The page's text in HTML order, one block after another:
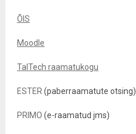
ÕIS
Moodle
TalTech raamatukogu
ESTER (paberraamatute otsing)
PRIMO (e-raamatud jms)